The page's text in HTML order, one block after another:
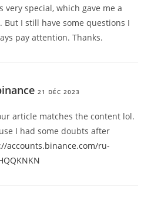
special, which gave me a
I still have some questions I
pay attention. Thanks.
21 DÉC 2023
article matches the content lol.
I had some doubts after
accounts.binance.com/ru-